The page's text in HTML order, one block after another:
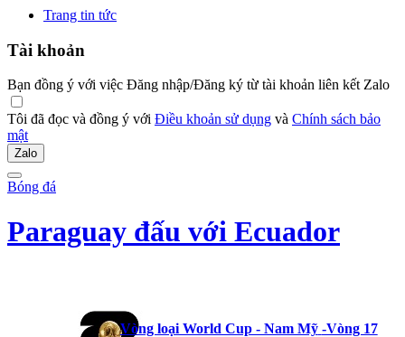
Trang tin tức
Tài khoản
Bạn đồng ý với việc Đăng nhập/Đăng ký từ tài khoản liên kết Zalo
Tôi đã đọc và đồng ý với Điều khoản sử dụng và Chính sách bảo
mật
Zalo
Bóng đá
Paraguay đấu với Ecuador
Vòng loại World Cup - Nam Mỹ -Vòng 17